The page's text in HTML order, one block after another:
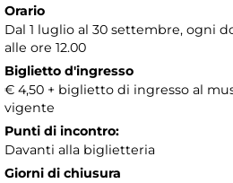
Orario
Dal 1 luglio al 30 settembre, ogni
alle ore 12.00
Biglietto d'ingresso
€ 4,50 + biglietto di ingresso al
vigente
Punti di incontro:
Davanti alla biglietteria
Giorni di chiusura